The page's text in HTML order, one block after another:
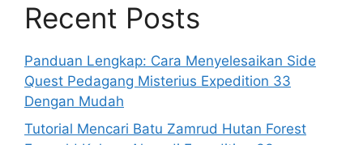
Recent Posts
Panduan Lengkap: Cara Menyelesaikan Side
Quest Pedagang Misterius Expedition 33
Dengan Mudah
Tutorial Mencari Batu Zamrud Hutan Forest